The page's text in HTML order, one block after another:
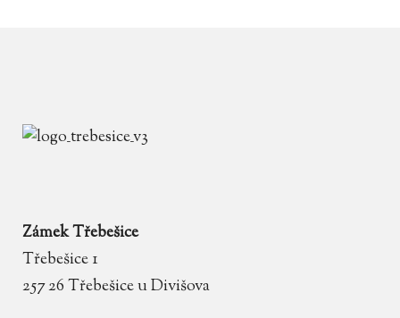
Zámek Třebešice
Třebešice 1
257 26 Třebešice u Divišova